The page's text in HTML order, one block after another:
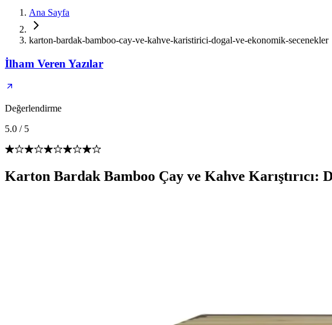
Ana Sayfa
karton-bardak-bamboo-cay-ve-kahve-karistirici-dogal-ve-ekonomik-secenekler
İlham Veren Yazılar
Değerlendirme
5.0 / 5
Karton Bardak Bamboo Çay ve Kahve Karıştırıcı: